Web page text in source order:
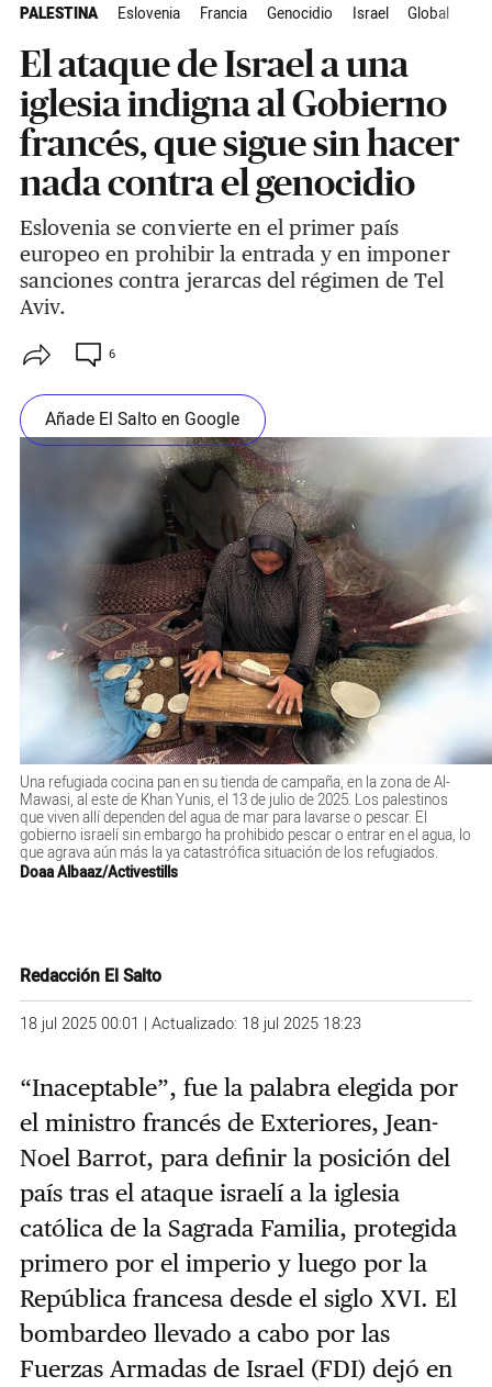
PALESTINA Eslovenia Francia Genocidio Israel Global
El ataque de Israel a una
iglesia indigna al Gobierno
francés, que sigue sin hacer
nada contra el genocidio
Eslovenia se convierte en el primer país
europeo en prohibir la entrada y en imponer
sanciones contra jerarcas del régimen de Tel
Aviv.
6
Añade El Salto en Google
Una refugiada cocina pan en su tienda de campaña, en la zona de Al-
Mawasi, al este de Khan Yunis, el 13 de julio de 2025. Los palestinos
que viven allí dependen del agua de mar para lavarse o pescar. El
gobierno israelí sin embargo ha prohibido pescar o entrar en el agua, lo
que agrava aún más la ya catastrófica situación de los refugiados.
Doaa Albaaz/Activestills
Redacción El Salto
18 jul 2025 00:01 | Actualizado: 18 jul 2025 18:23
“Inaceptable”, fue la palabra elegida por
el ministro francés de Exteriores, Jean-
Noel Barrot, para definir la posición del
país tras el ataque israelí a la iglesia
católica de la Sagrada Familia, protegida
primero por el imperio y luego por la
República francesa desde el siglo XVI. El
bombardeo llevado a cabo por las
Fuerzas Armadas de Israel (FDI) dejó en